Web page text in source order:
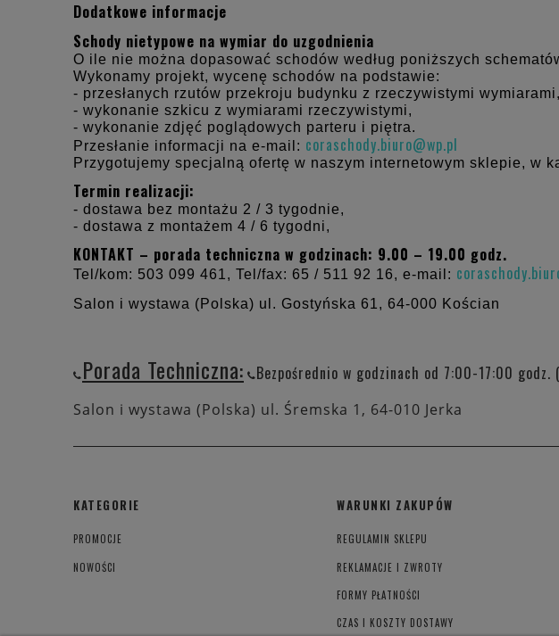
Dodatkowe informacje
Schody nietypowe na wymiar do uzgodnienia
O ile nie można dopasować schodów według poniższych
Wykonamy projekt, wycenę schodów na podstawie:
- przesłanych rzutów przekroju budynku z rzeczywistymi wymiarami,
- wykonanie szkicu z wymiarami rzeczywistymi,
- wykonanie zdjęć poglądowych parteru i piętra.
Przesłanie informacji na e-mail: coraschody.biuro@wp.pl
Przygotujemy specjalną ofertę w naszym internetowym sklepie, w
Termin realizacji:
- dostawa bez montażu 2 / 3 tygodnie,
- dostawa z montażem 4 / 6 tygodni,
KONTAKT – porada techniczna w godzinach: 9.00 – 19.00 godz.
Tel/kom: 503 099 461, Tel/fax: 65 / 511 92 16, e-mail:
Salon i wystawa (Polska) ul. Gostyńska 61, 64-000 Kościan
Porada Techniczna: Bezpośrednio w godzinach od 7:00-17:00
Salon i wystawa (Polska) ul. Śremska 1, 64-010 Jerka
KATEGORIE
PROMOCJE
NOWOŚCI
WARUNKI ZAKUPÓW
REGULAMIN SKLEPU
REKLAMACJE I ZWROTY
FORMY PŁATNOŚCI
CZAS I KOSZTY DOSTAWY